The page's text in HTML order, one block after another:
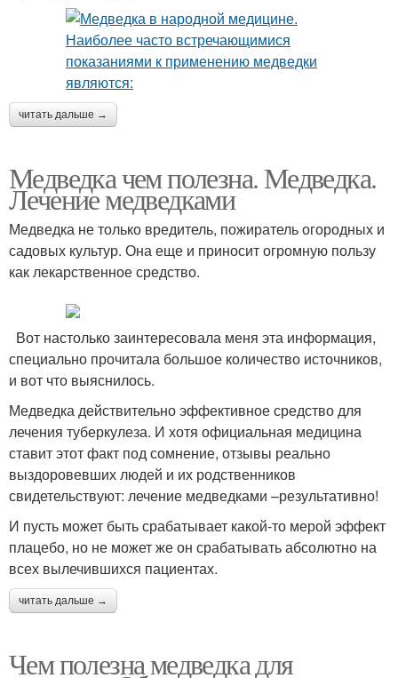
читать дальше →
Медведка чем полезна. Медведка.
Лечение медведками
Медведка не только вредитель, пожиратель огородных и
садовых культур. Она еще и приносит огромную пользу
как лекарственное средство.
Вот настолько заинтересовала меня эта информация,
специально прочитала большое количество источников,
и вот что выяснилось.
Медведка действительно эффективное средство для
лечения туберкулеза. И хотя официальная медицина
ставит этот факт под сомнение, отзывы реально
выздоровевших людей и их родственников
свидетельствуют: лечение медведками –результативно!
И пусть может быть срабатывает какой-то мерой эффект
плацебо, но не может же он срабатывать абсолютно на
всех вылечившихся пациентах.
читать дальше →
Чем полезна медведка для